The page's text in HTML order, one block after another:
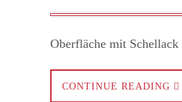
Oberfläche mit
CONTINUE READING